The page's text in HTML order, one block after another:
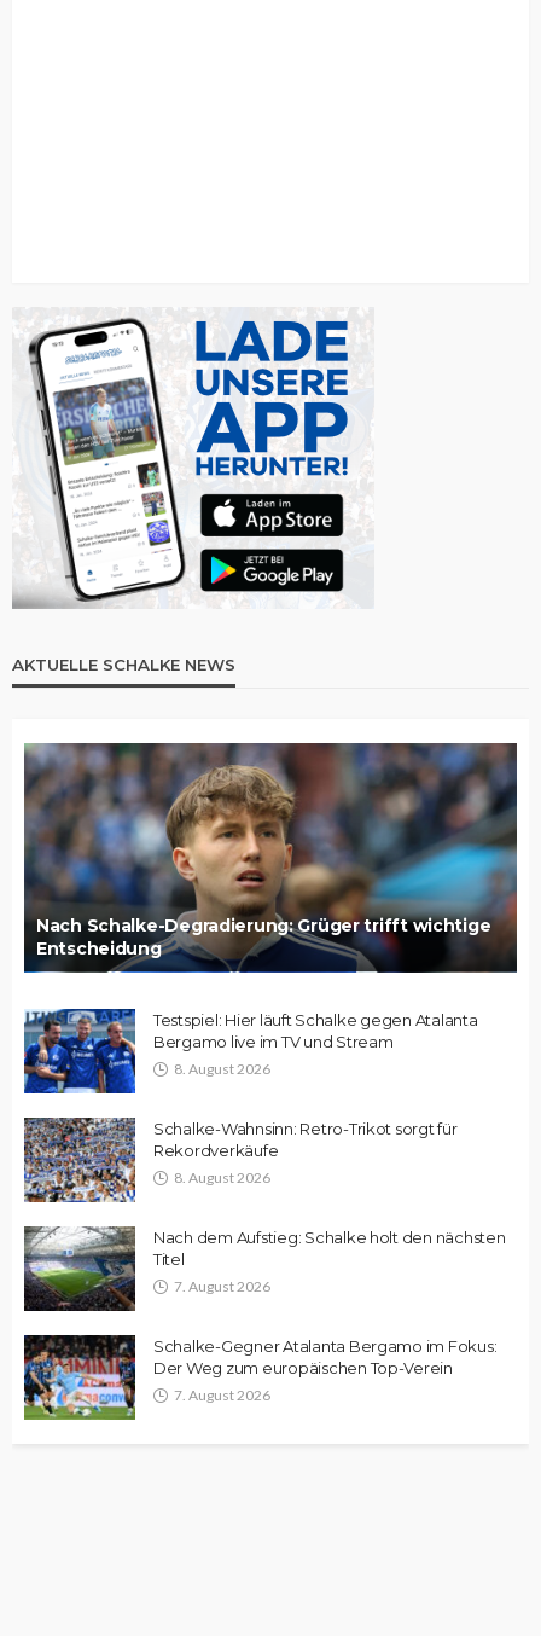
AKTUELLE SCHALKE NEWS
Nach Schalke-Degradierung: Grüger trifft wichtige
Entscheidung
Testspiel: Hier läuft Schalke gegen Atalanta
Bergamo live im TV und Stream
8. August 2026
Schalke-Wahnsinn: Retro-Trikot sorgt für
Rekordverkäufe
8. August 2026
Nach dem Aufstieg: Schalke holt den nächsten
Titel
7. August 2026
Schalke-Gegner Atalanta Bergamo im Fokus:
Der Weg zum europäischen Top-Verein
7. August 2026